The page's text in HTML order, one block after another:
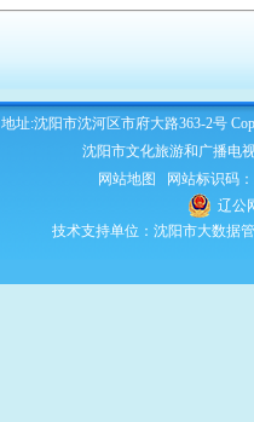
地址:沈阳市沈河区市府大路363-2号
沈阳市文化旅游和广播电
网站地图
网站标识码
辽公
技术支持单位：沈阳市大数据